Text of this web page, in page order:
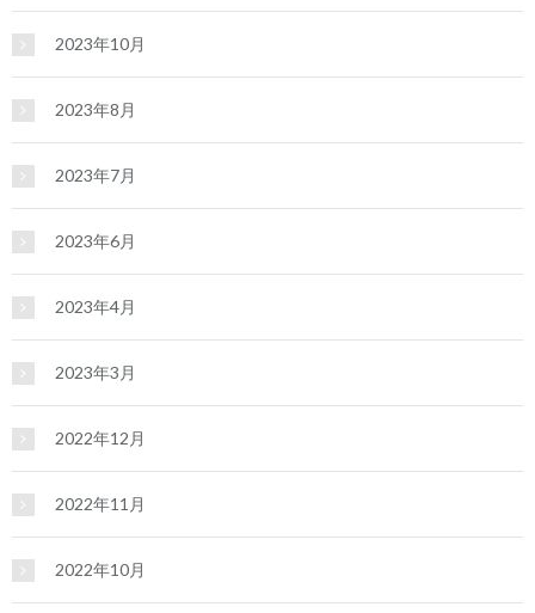
2023年10月
2023年8月
2023年7月
2023年6月
2023年4月
2023年3月
2022年12月
2022年11月
2022年10月